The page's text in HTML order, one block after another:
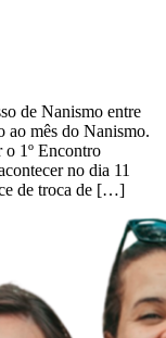
de Nanismo entre
ao mês do Nanismo.
o 1º Encontro
no dia 11
de troca de […]